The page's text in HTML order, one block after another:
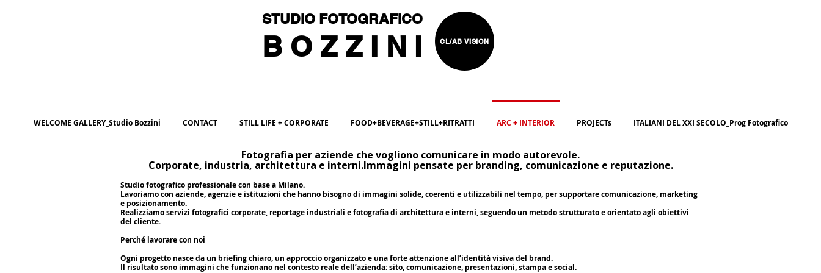
STUDIO FOTOGRAFICO
B O Z Z I N I CL/AB VISION
WELCOME GALLERY_Studio Bozzini CONTACT STILL LIFE + CORPORATE FOOD+BEVERAGE+STILL+RITRATTI ARC + INTERIOR PROJECTs ITALIANI DEL XXI SECOLO_Prog Fotografico
fotografo airbnb, fotografo affittacamere, fotografo
real estate, fotografo architetti stidi, fotografo
Fotografia per aziende che vogliono comunicare in modo autorevole.
Corporate, industria, architettura e interni.Immagini pensate per branding, comunicazione e reputazione.
Studio fotografico professionale con base a Milano.
Lavoriamo con aziende, agenzie e istituzioni che hanno bisogno di immagini solide, coerenti e utilizzabili nel tempo, per supportare comunicazione, marketing
e posizionamento.
Realizziamo servizi fotografici corporate, reportage industriali e fotografia di architettura e interni, seguendo un metodo strutturato e orientato agli obiettivi
del cliente.
Perché lavorare con noi
Ogni progetto nasce da un briefing chiaro, un approccio organizzato e una forte attenzione all’identità visiva del brand.
Il risultato sono immagini che funzionano nel contesto reale dell’azienda: sito, comunicazione, presentazioni, stampa e social.